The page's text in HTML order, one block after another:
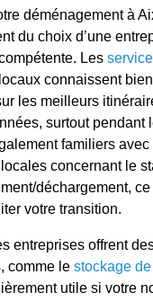
déménagement à
du choix d’une
Les
connaissent
les meilleurs
surtout pendant
familiers avec
concernant le
déchargement,
votre transition.
entreprises offrent
comme le stockage
utile si votre